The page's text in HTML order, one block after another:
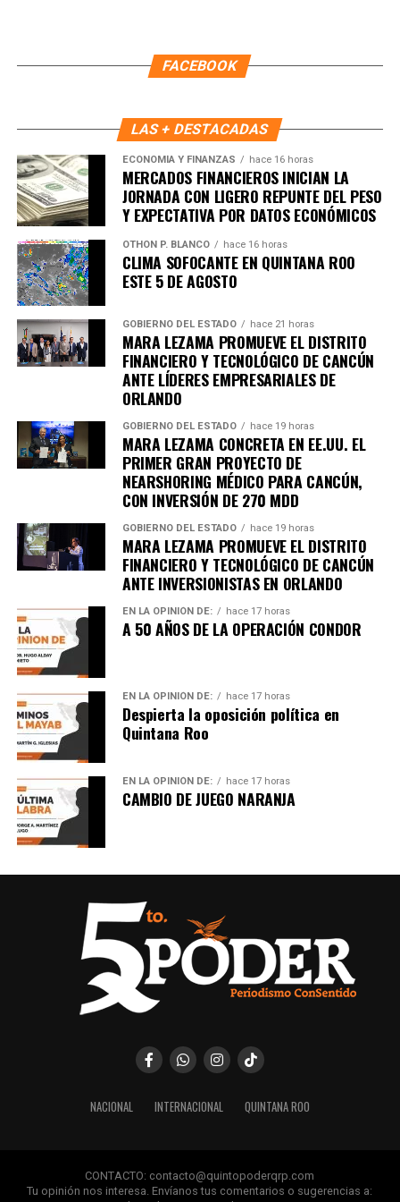
Recibe las noticias al instante
Únete al canal oficial de WhatsApp de
Quinto Poder
importantes de Quintana Roo directamente
en tu teléfono.
Unirme al canal de WhatsApp
FACEBOOK
LAS + DESTACADAS
ECONOMÍA Y FINANZAS hace 16 horas
MERCADOS FINANCIEROS INICIAN LA
JORNADA CON LIGERO REPUNTE DEL PESO
Y EXPECTATIVA POR DATOS ECONÓMICOS
OTHON P. BLANCO hace 16 horas
CLIMA SOFOCANTE EN QUINTANA ROO
ESTE 5 DE AGOSTO
GOBIERNO DEL ESTADO hace 21 horas
MARA LEZAMA PROMUEVE EL DISTRITO
FINANCIERO Y TECNOLÓGICO DE CANCÚN
ANTE LÍDERES EMPRESARIALES DE
ORLANDO
GOBIERNO DEL ESTADO hace 19 horas
MARA LEZAMA CONCRETA EN EE.UU. EL
PRIMER GRAN PROYECTO DE
NEARSHORING MÉDICO PARA CANCÚN,
CON INVERSIÓN DE 270 MDD
GOBIERNO DEL ESTADO hace 19 horas
MARA LEZAMA PROMUEVE EL DISTRITO
FINANCIERO Y TECNOLÓGICO DE CANCÚN
ANTE INVERSIONISTAS EN ORLANDO
EN LA OPINIÓN DE: hace 17 horas
A 50 AÑOS DE LA OPERACIÓN CONDOR
EN LA OPINIÓN DE: hace 17 horas
Despierta la oposición política en
Quintana Roo
EN LA OPINIÓN DE: hace 17 horas
CAMBIO DE JUEGO NARANJA
NACIONAL INTERNACIONAL QUINTANA ROO
CONTACTO: contacto@quintopoderqrp.com
Tu opinión nos interesa. Envíanos tus comentarios o sugerencias a: